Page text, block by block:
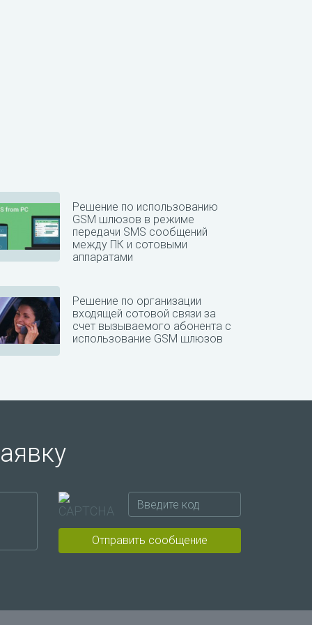
Решение по использованию
GSM шлюзов в режиме
передачи SMS сообщений
между ПК и сотовыми
аппаратами
Решение по организации
входящей сотовой связи за
счет вызываемого абонента с
использование GSM шлюзов
Отправить сообщение